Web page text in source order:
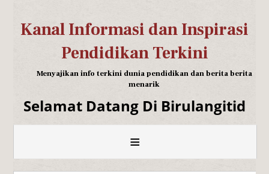
Kanal Informasi dan Inspirasi
Pendidikan Terkini
Menyajikan info terkini dunia pendidikan dan berita berita
menarik
Selamat Datang Di Birulangitid
≡